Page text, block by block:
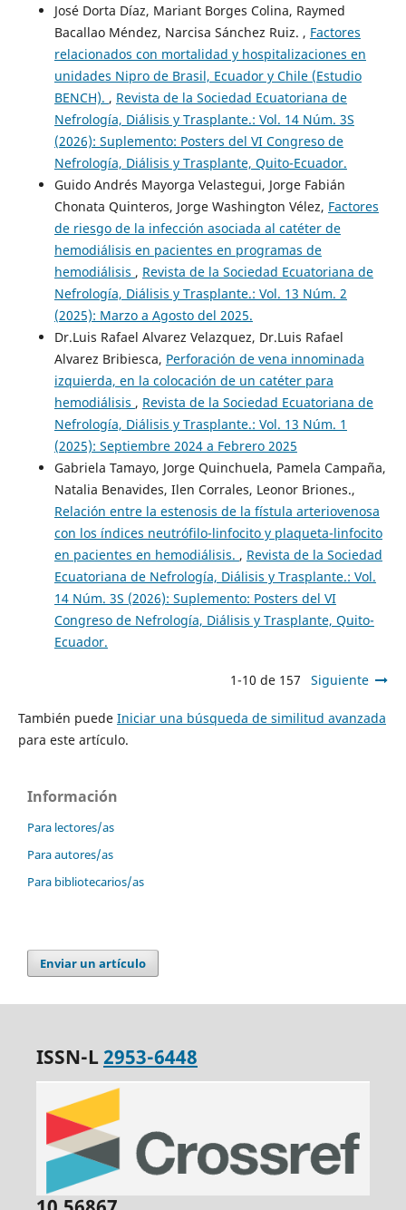
José Dorta Díaz, Mariant Borges Colina, Raymed
Bacallao Méndez, Narcisa Sánchez Ruiz. , Factores
relacionados con mortalidad y hospitalizaciones en
unidades Nipro de Brasil, Ecuador y Chile (Estudio
BENCH). , Revista de la Sociedad Ecuatoriana de
Nefrología, Diálisis y Trasplante.: Vol. 14 Núm. 3S
(2026): Suplemento: Posters del VI Congreso de
Nefrología, Diálisis y Trasplante, Quito-Ecuador.
Guido Andrés Mayorga Velastegui, Jorge Fabián
Chonata Quinteros, Jorge Washington Vélez, Factores
de riesgo de la infección asociada al catéter de
hemodiálisis en pacientes en programas de
hemodiálisis , Revista de la Sociedad Ecuatoriana de
Nefrología, Diálisis y Trasplante.: Vol. 13 Núm. 2
(2025): Marzo a Agosto del 2025.
Dr.Luis Rafael Alvarez Velazquez, Dr.Luis Rafael
Alvarez Bribiesca, Perforación de vena innominada
izquierda, en la colocación de un catéter para
hemodiálisis , Revista de la Sociedad Ecuatoriana de
Nefrología, Diálisis y Trasplante.: Vol. 13 Núm. 1
(2025): Septiembre 2024 a Febrero 2025
Gabriela Tamayo, Jorge Quinchuela, Pamela Campaña,
Natalia Benavides, Ilen Corrales, Leonor Briones.,
Relación entre la estenosis de la fístula arteriovenosa
con los índices neutrófilo-linfocito y plaqueta-linfocito
en pacientes en hemodiálisis. , Revista de la Sociedad
Ecuatoriana de Nefrología, Diálisis y Trasplante.: Vol.
14 Núm. 3S (2026): Suplemento: Posters del VI
Congreso de Nefrología, Diálisis y Trasplante, Quito-
Ecuador.
1-10 de 157 Siguiente
También puede Iniciar una búsqueda de similitud avanzada
para este artículo.
Información
Para lectores/as
Para autores/as
Para bibliotecarios/as
Enviar un artículo
ISSN-L2953-6448